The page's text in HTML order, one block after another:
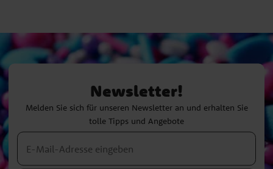
Newsletter!
Melden Sie sich für unseren Newsletter an und erhalten Sie
tolle Tipps und Angebote